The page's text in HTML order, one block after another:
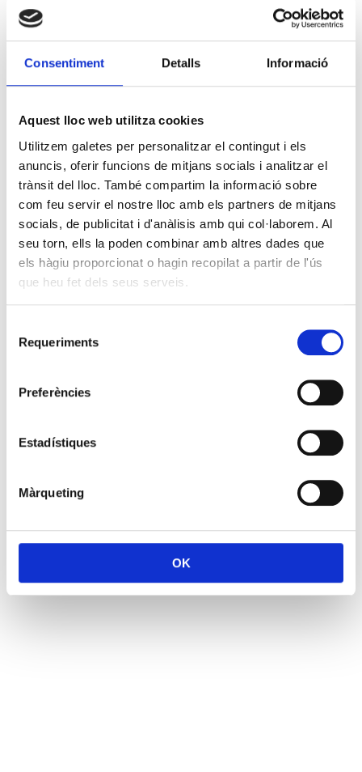
Consentiment Detalls Informació
Aquest lloc web utilitza cookies
Utilitzem galetes per personalitzar el contingut i els
anuncis, oferir funcions de mitjans socials i analitzar el
trànsit del lloc. També compartim la informació sobre
com feu servir el nostre lloc amb els partners de mitjans
socials, de publicitat i d'anàlisis amb qui col·laborem. Al
seu torn, ells la poden combinar amb altres dades que
els hàgiu proporcionat o hagin recopilat a partir de l'ús
que heu fet dels seus serveis.
Requeriments
Preferències
Estadístiques
Màrqueting
OK